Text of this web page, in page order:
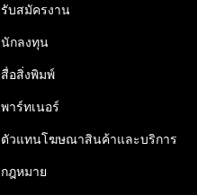
รับสมัครงาน
นักลงทุน
สื่อสิ่งพิมพ์
พาร์ทเนอร์
ตัวแทนโฆษณาสินค้าและบริการ
กฎหมาย